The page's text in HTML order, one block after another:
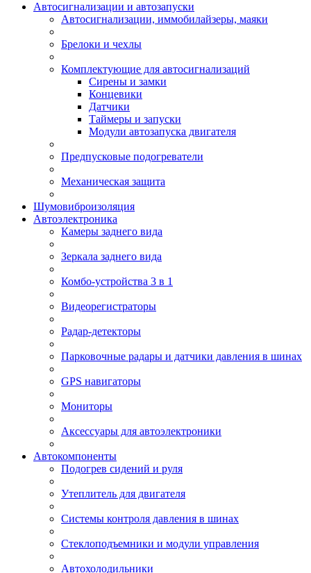
Автосигнализации и автозапуски
Автосигнализации, иммобилайзеры, маяки
Брелоки и чехлы
Комплектующие для автосигнализаций
Сирены и замки
Концевики
Датчики
Таймеры и запуски
Модули автозапуска двигателя
Предпусковые подогреватели
Механическая защита
Шумовиброизоляция
Автоэлектроника
Камеры заднего вида
Зеркала заднего вида
Комбо-устройства 3 в 1
Видеорегистраторы
Радар-детекторы
Парковочные радары и датчики давления в шинах
GPS навигаторы
Мониторы
Аксессуары для автоэлектроники
Автокомпоненты
Подогрев сидений и руля
Утеплитель для двигателя
Системы контроля давления в шинах
Стеклоподъемники и модули управления
Автохолодильники